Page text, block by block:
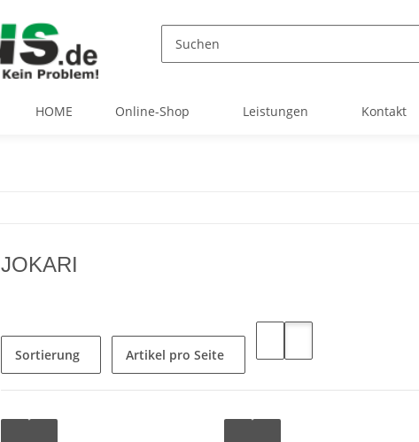
HOME Online-Shop Leistungen Kontakt
JOKARI
Sortierung Artikel pro Seite